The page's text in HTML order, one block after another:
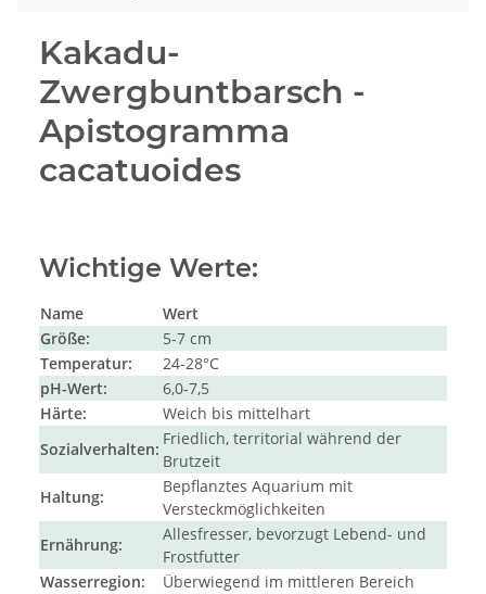
Kakadu-
Zwergbuntbarsch -
Apistogramma
cacatuoides
Wichtige Werte:
Name
Wert
Größe:
5-7 cm
Temperatur:
24-28°C
pH-Wert:
6,0-7,5
Härte:
Weich bis mittelhart
Sozialverhalten:
Friedlich, territorial während der
Brutzeit
Haltung:
Bepflanztes Aquarium mit
Versteckmöglichkeiten
Ernährung:
Allesfresser, bevorzugt Lebend- und
Frostfutter
Wasserregion:
Überwiegend im mittleren Bereich